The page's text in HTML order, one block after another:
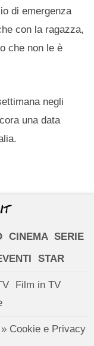
di emergenza
con la ragazza,
che non le è
negli
una data
CINEMA SERIE
STAR
Film in TV
» Cookie e Privacy